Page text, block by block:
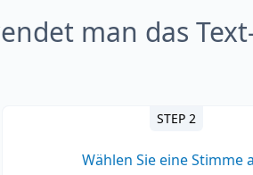
man das
STEP 2
Wählen Sie eine Stimme